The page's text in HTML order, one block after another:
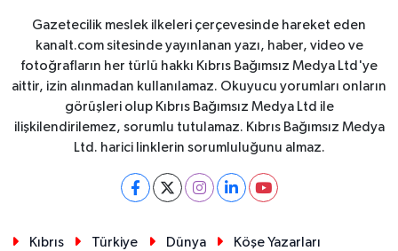
Gazetecilik meslek ilkeleri çerçevesinde hareket eden
kanalt.com sitesinde yayınlanan yazı, haber, video ve
fotoğrafların her türlü hakkı Kıbrıs Bağımsız Medya Ltd'ye
aittir, izin alınmadan kullanılamaz. Okuyucu yorumları onların
görüşleri olup Kıbrıs Bağımsız Medya Ltd ile
ilişkilendirilemez, sorumlu tutulamaz. Kıbrıs Bağımsız Medya
Ltd. harici linklerin sorumluluğunu almaz.
Kıbrıs Türkiye Dünya
Köşe Yazarları